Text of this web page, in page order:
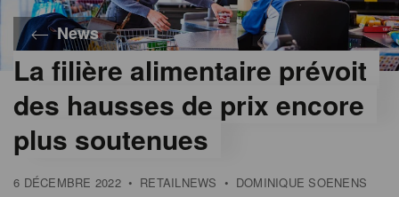
News
La filière alimentaire prévoit
des hausses de prix encore
plus soutenues
6 DÉCEMBRE 2022 • RETAILNEWS • DOMINIQUE SOENENS